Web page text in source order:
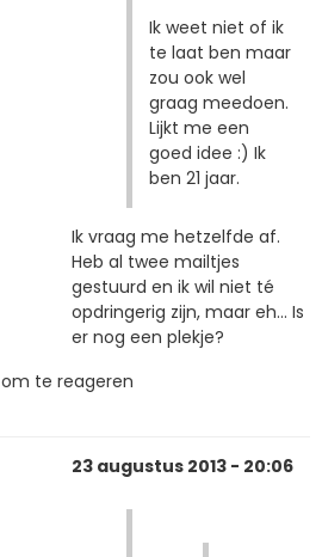
Ik weet niet of ik
te laat ben maar
zou ook wel
graag meedoen.
Lijkt me een
goed idee :) Ik
ben 21 jaar.
Ik vraag me hetzelfde af.
Heb al twee mailtjes
gestuurd en ik wil niet té
opdringerig zijn, maar eh... Is
er nog een plekje?
om te reageren
23 augustus 2013 - 20:06